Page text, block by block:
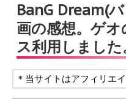
BanG Dream(
画の感想。ゲ
ス利用しました
＊当サイトはアフィリエ